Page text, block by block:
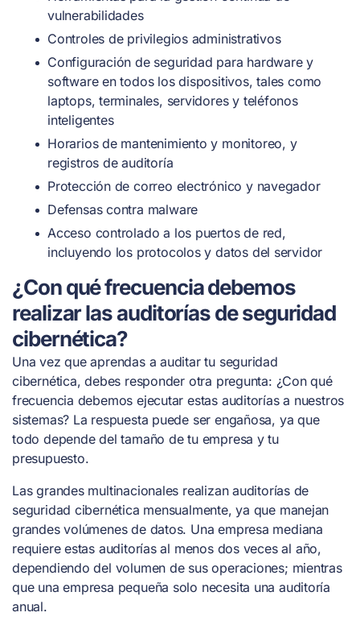
vulnerabilidades
Controles de privilegios administrativos
Configuración de seguridad para hardware y
software en todos los dispositivos, tales como
laptops, terminales, servidores y teléfonos
inteligentes
Horarios de mantenimiento y monitoreo, y
registros de auditoría
Protección de correo electrónico y navegador
Defensas contra malware
Acceso controlado a los puertos de red,
incluyendo los protocolos y datos del servidor
¿Con qué frecuencia debemos
realizar las auditorías de seguridad
cibernética?
Una vez que aprendas a auditar tu seguridad
cibernética, debes responder otra pregunta: ¿Con qué
frecuencia debemos ejecutar estas auditorías a nuestros
sistemas? La respuesta puede ser engañosa, ya que
todo depende del tamaño de tu empresa y tu
presupuesto.
Las grandes multinacionales realizan auditorías de
seguridad cibernética mensualmente, ya que manejan
grandes volúmenes de datos. Una empresa mediana
requiere estas auditorías al menos dos veces al año,
dependiendo del volumen de sus operaciones; mientras
que una empresa pequeña solo necesita una auditoría
anual.